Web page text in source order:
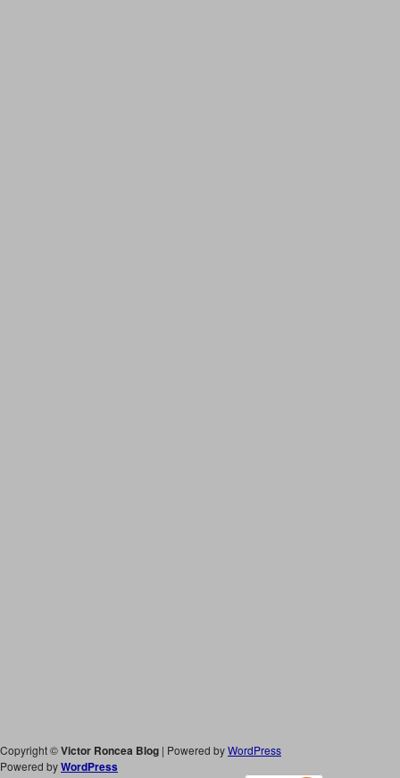
Copyright ©Victor Roncea Blog | Powered byWordPress
Powered byWordPress